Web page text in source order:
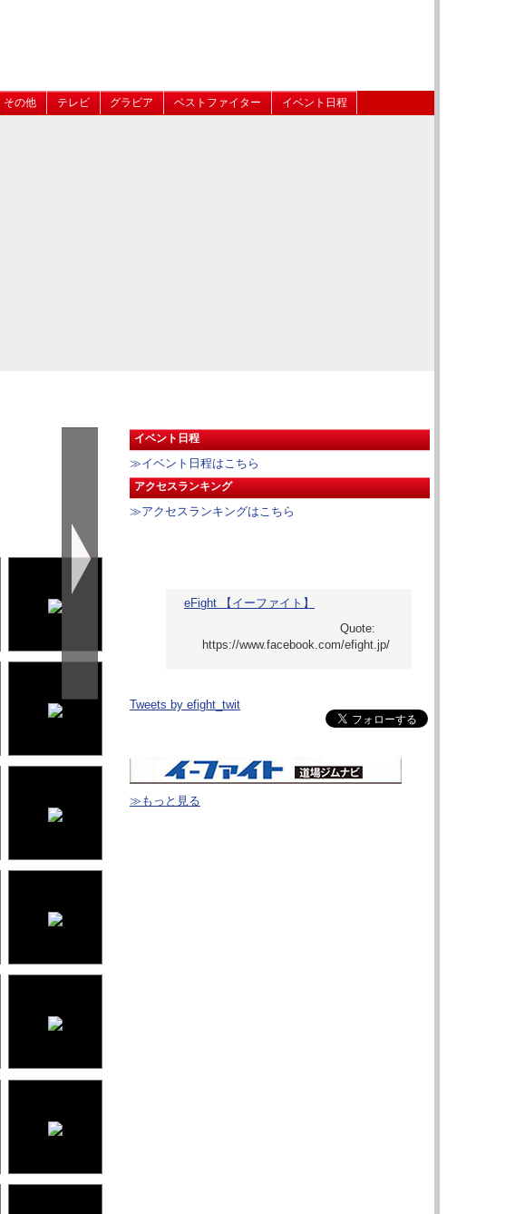
その他 テレビ グラビア ベストファイター イベント日程
イベント日程
≫イベント日程はこちら
アクセスランキング
≫アクセスランキングはこちら
eFight 【イーファイト】
Tweets by efight_twit
≫もっと見る